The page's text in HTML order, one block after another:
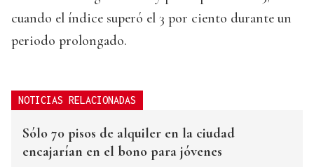
cuando el índice superó el 3 por ciento durante un
periodo prolongado.
NOTICIAS RELACIONADAS
Sólo 70 pisos de alquiler en la ciudad
encajarían en el bono para jóvenes